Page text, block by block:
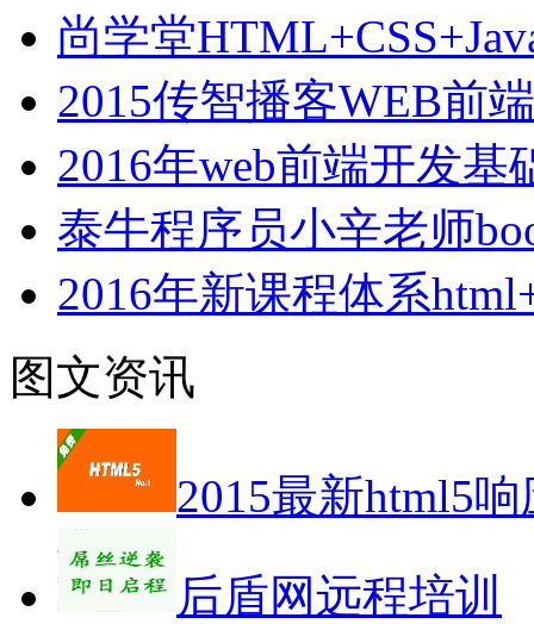
尚学堂
2015传智播客WEB前
2016年web前端开发基
泰牛程序员小辛老师
2016年新课程体系
图文资讯
2015最新html5响
后盾网远程培训